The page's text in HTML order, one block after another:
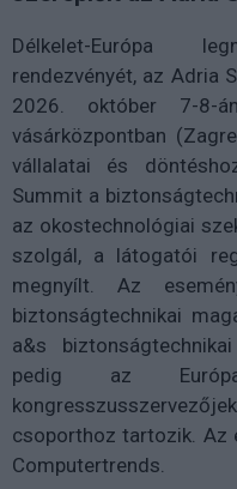
Délkelet-Európa
rendezvényét, az Adria
2026. október 7-8-
vásárközpontban
vállalatai és
Summit a
az okostechnológiai
szolgál, a látogatói
megnyílt. Az
biztonságtechnikai
a&s
pedig az
csoporthoz tartozik. Az
Computertrends.